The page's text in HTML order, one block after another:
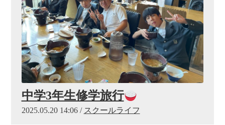
中学3年生修学旅行
2025.05.20 14:06 / スクールライフ